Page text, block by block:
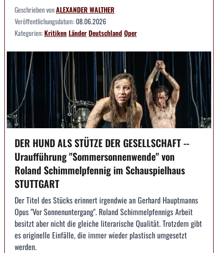
Geschrieben vonALEXANDER WALTHER
Veröffentlichungsdatum:08.06.2026
Kategorien:KritikenLänderDeutschlandOper
DER HUND ALS STÜTZE DER GESELLSCHAFT --
Uraufführung "Sommersonnenwende" von
Roland Schimmelpfennig im Schauspielhaus
STUTTGART
Der Titel des Stücks erinnert irgendwie an Gerhard Hauptmanns
Opus "Vor Sonnenuntergang". Roland Schimmelpfennigs Arbeit
besitzt aber nicht die gleiche literarische Qualität. Trotzdem gibt
es originelle Einfälle, die immer wieder plastisch umgesetzt
werden.